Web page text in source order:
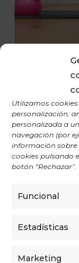
Utilizamos
personalización,
personalizada a
navegación (por
información sobre
cookies pulsando
botón “Rechazar”.
Funcional
Estadísticas
Marketing
PILATES
El Pilates
consciente,